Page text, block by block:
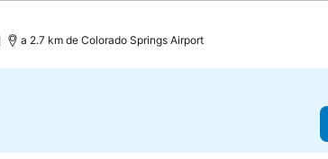
a 2.7 km de Colorado Springs Airport